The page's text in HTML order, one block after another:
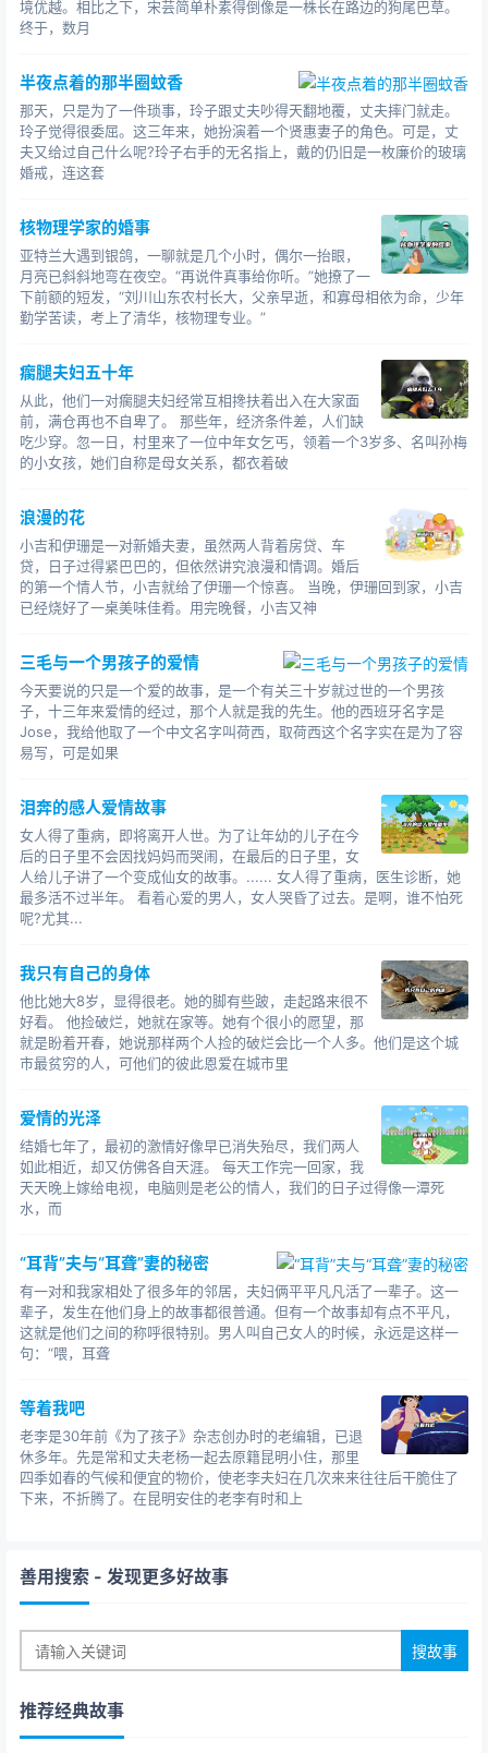
境优越。相比之下，宋芸简单朴素得倒像是一株长在路边的狗尾巴草。
终于，数月
半夜点着的那半圈蚊香
那天，只是为了一件琐事，玲子跟丈夫吵得天翻地覆，丈夫摔门就走。
玲子觉得很委屈。这三年来，她扮演着一个贤惠妻子的角色。可是，丈
夫又给过自己什么呢?玲子右手的无名指上，戴的仍旧是一枚廉价的玻璃
婚戒，连这套
核物理学家的婚事
亚特兰大遇到银鸽，一聊就是几个小时，偶尔一抬眼，
月亮已斜斜地弯在夜空。“再说件真事给你听。”她撩了一
下前额的短发，“刘川山东农村长大，父亲早逝，和寡母相依为命，少年
勤学苦读，考上了清华，核物理专业。”
瘸腿夫妇五十年
从此，他们一对瘸腿夫妇经常互相搀扶着出入在大家面
前，满仓再也不自卑了。 那些年，经济条件差，人们缺
吃少穿。忽一日，村里来了一位中年女乞丐，领着一个3岁多、名叫孙梅
的小女孩，她们自称是母女关系，都衣着破
浪漫的花
小吉和伊珊是一对新婚夫妻，虽然两人背着房贷、车
贷，日子过得紧巴巴的，但依然讲究浪漫和情调。婚后
的第一个情人节，小吉就给了伊珊一个惊喜。 当晚，伊珊回到家，小吉
已经烧好了一桌美味佳肴。用完晚餐，小吉又神
三毛与一个男孩子的爱情
今天要说的只是一个爱的故事，是一个有关三十岁就过世的一个男孩
子，十三年来爱情的经过，那个人就是我的先生。他的西班牙名字是
Jose，我给他取了一个中文名字叫荷西，取荷西这个名字实在是为了容
易写，可是如果
泪奔的感人爱情故事
女人得了重病，即将离开人世。为了让年幼的儿子在今
后的日子里不会因找妈妈而哭闹，在最后的日子里，女
人给儿子讲了一个变成仙女的故事。...... 女人得了重病，医生诊断，她
最多活不过半年。 看着心爱的男人，女人哭昏了过去。是啊，谁不怕死
呢?尤其...
我只有自己的身体
他比她大8岁，显得很老。她的脚有些跛，走起路来很不
好看。 他捡破烂，她就在家等。她有个很小的愿望，那
就是盼着开春，她说那样两个人捡的破烂会比一个人多。他们是这个城
市最贫穷的人，可他们的彼此恩爱在城市里
爱情的光泽
结婚七年了，最初的激情好像早已消失殆尽，我们两人
如此相近，却又仿佛各自天涯。 每天工作完一回家，我
天天晚上嫁给电视，电脑则是老公的情人，我们的日子过得像一潭死
水，而
“耳背”夫与“耳聋”妻的秘密
有一对和我家相处了很多年的邻居，夫妇俩平平凡凡活了一辈子。这一
辈子，发生在他们身上的故事都很普通。但有一个故事却有点不平凡，
这就是他们之间的称呼很特别。男人叫自己女人的时候，永远是这样一
句：“喂，耳聋
等着我吧
老李是30年前《为了孩子》杂志创办时的老编辑，已退
休多年。先是常和丈夫老杨一起去原籍昆明小住，那里
四季如春的气候和便宜的物价，使老李夫妇在几次来来往往后干脆住了
下来，不折腾了。在昆明安住的老李有时和上
善用搜索 - 发现更多好故事
推荐经典故事